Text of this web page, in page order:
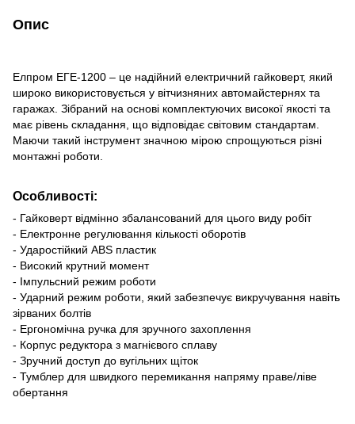
Опис
Елпром ЕГЕ-1200 – це надійний електричний гайковерт, який
широко використовується у вітчизняних автомайстернях та
гаражах. Зібраний на основі комплектуючих високої якості та
має рівень складання, що відповідає світовим стандартам.
Маючи такий інструмент значною мірою спрощуються різні
монтажні роботи.
Особливості:
- Гайковерт відмінно збалансований для цього виду робіт
- Електронне регулювання кількості оборотів
- Ударостійкий ABS пластик
- Високий крутний момент
- Імпульсний режим роботи
- Ударний режим роботи, який забезпечує викручування навіть
зірваних болтів
- Ергономічна ручка для зручного захоплення
- Корпус редуктора з магнієвого сплаву
- Зручний доступ до вугільних щіток
- Тумблер для швидкого перемикання напряму праве/ліве
обертання